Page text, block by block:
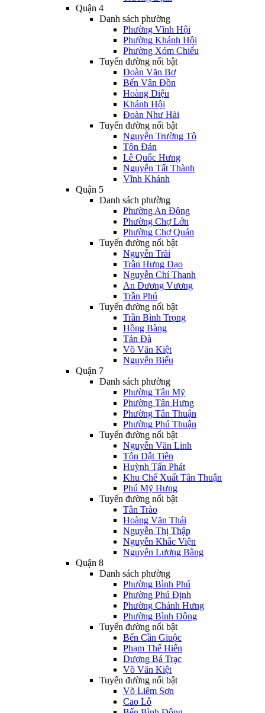
Quận 4
Danh sách phường
Phường Vĩnh Hội
Phường Khánh Hội
Phường Xóm Chiếu
Tuyến đường nổi bật
Đoàn Văn Bơ
Bến Vân Đồn
Hoàng Diệu
Khánh Hội
Đoàn Như Hài
Tuyến đường nổi bật
Nguyễn Trường Tộ
Tôn Đản
Lê Quốc Hưng
Nguyễn Tất Thành
Vĩnh Khánh
Quận 5
Danh sách phường
Phường An Đông
Phường Chợ Lớn
Phường Chợ Quán
Tuyến đường nổi bật
Nguyễn Trãi
Trần Hưng Đạo
Nguyễn Chí Thanh
An Dương Vương
Trần Phú
Tuyến đường nổi bật
Trần Bình Trọng
Hồng Bàng
Tản Đà
Võ Văn Kiệt
Nguyễn Biểu
Quận 7
Danh sách phường
Phường Tân Mỹ
Phường Tân Hưng
Phường Tân Thuận
Phường Phú Thuận
Tuyến đường nổi bật
Nguyễn Văn Linh
Tôn Dật Tiên
Huỳnh Tấn Phát
Khu Chế Xuất Tân Thuận
Phú Mỹ Hưng
Tuyến đường nổi bật
Tân Trào
Hoàng Văn Thái
Nguyễn Thị Thập
Nguyễn Khắc Viện
Nguyễn Lương Bằng
Quận 8
Danh sách phường
Phường Bình Phú
Phường Phú Định
Phường Chánh Hưng
Phường Bình Đông
Tuyến đường nổi bật
Bến Cần Giuộc
Phạm Thế Hiển
Dương Bá Trạc
Võ Văn Kiệt
Tuyến đường nổi bật
Võ Liêm Sơn
Cao Lỗ